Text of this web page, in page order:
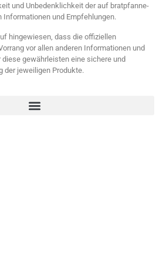
und Unbedenklichkeit der auf bratpfanne-
und Empfehlungen.
hingewiesen, dass die offiziellen
vor allen anderen Informationen und
diese gewährleisten eine sichere und
der jeweiligen Produkte.